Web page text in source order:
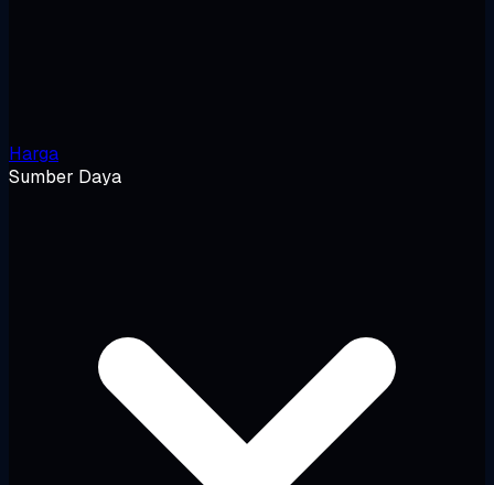
Harga
Sumber Daya